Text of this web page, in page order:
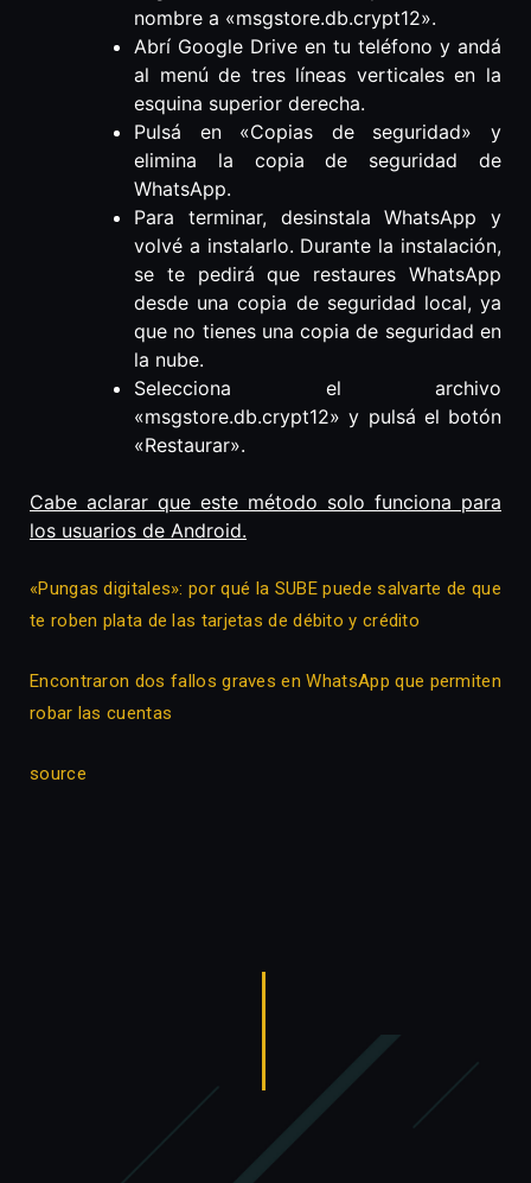
nombre a «msgstore.db.crypt12».
Abrí Google Drive en tu teléfono y andá
al menú de tres líneas verticales en la
esquina superior derecha.
Pulsá en «Copias de seguridad» y
elimina la copia de seguridad de
WhatsApp.
Para terminar, desinstala WhatsApp y
volvé a instalarlo. Durante la instalación,
se te pedirá que restaures WhatsApp
desde una copia de seguridad local, ya
que no tienes una copia de seguridad en
la nube.
Selecciona el archivo
«msgstore.db.crypt12» y pulsá el botón
«Restaurar».
Cabe aclarar que este método solo funciona para
los usuarios de Android.
«Pungas digitales»: por qué la SUBE puede salvarte de que
te roben plata de las tarjetas de débito y crédito
Encontraron dos fallos graves en WhatsApp que permiten
robar las cuentas
source